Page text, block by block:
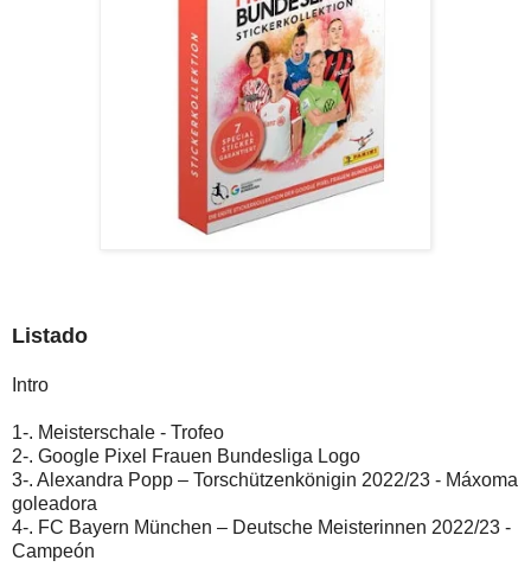
Listado
Intro
1-. Meisterschale - Trofeo
2-. Google Pixel Frauen Bundesliga Logo
3-. Alexandra Popp – Torschützenkönigin 2022/23 - Máxoma
goleadora
4-. FC Bayern München – Deutsche Meisterinnen 2022/23 -
Campeón